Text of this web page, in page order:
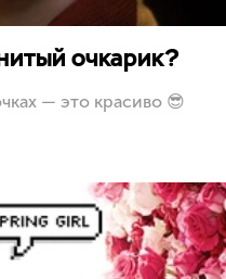
очкарик?
— это красиво 😎